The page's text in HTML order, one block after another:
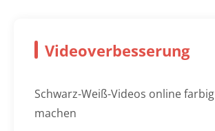
Videoverbesserung
Schwarz-Weiß-Videos online farbig
machen